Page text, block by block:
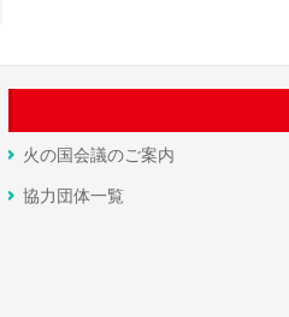
火の国会議のご案内
協力団体一覧